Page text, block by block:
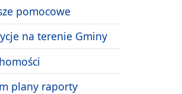
pomocowe
na terenie Gminy
plany raporty